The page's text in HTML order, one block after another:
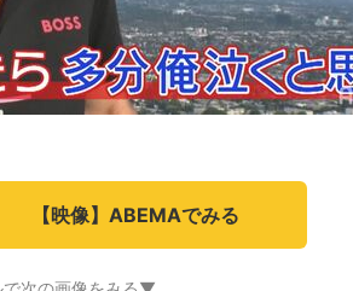
【映像】ABEMAでみる